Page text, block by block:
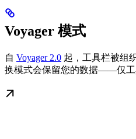
Voyager 模式
自 Voyager 2.0 起，工具栏被组
换模式会保留您的数据——仅工